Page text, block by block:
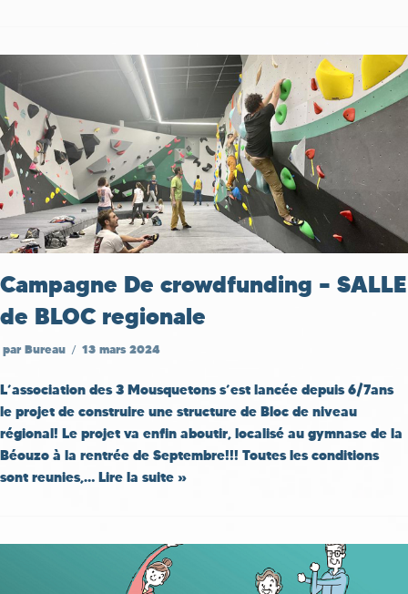
Campagne De crowdfunding – SALLE
de BLOC regionale
par Bureau 13 mars 2024
L’association des 3 Mousquetons s’est lancée depuis 6/7ans
le projet de construire une structure de Bloc de niveau
régional! Le projet va enfin aboutir, localisé au gymnase de la
Béouzo à la rentrée de Septembre!!! Toutes les conditions
sont reunies,… Lire la suite »